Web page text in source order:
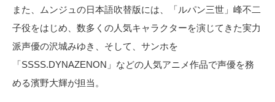
また、ムンジュの日本語吹替版には、「ルパン三世」峰不二
子役をはじめ、数多くの人気キャラクターを演じてきた実力
派声優の沢城みゆき、そして、サンホを
「SSSS.DYNAZENON」などの人気アニメ作品で声優を務
める濱野大輝が担当。